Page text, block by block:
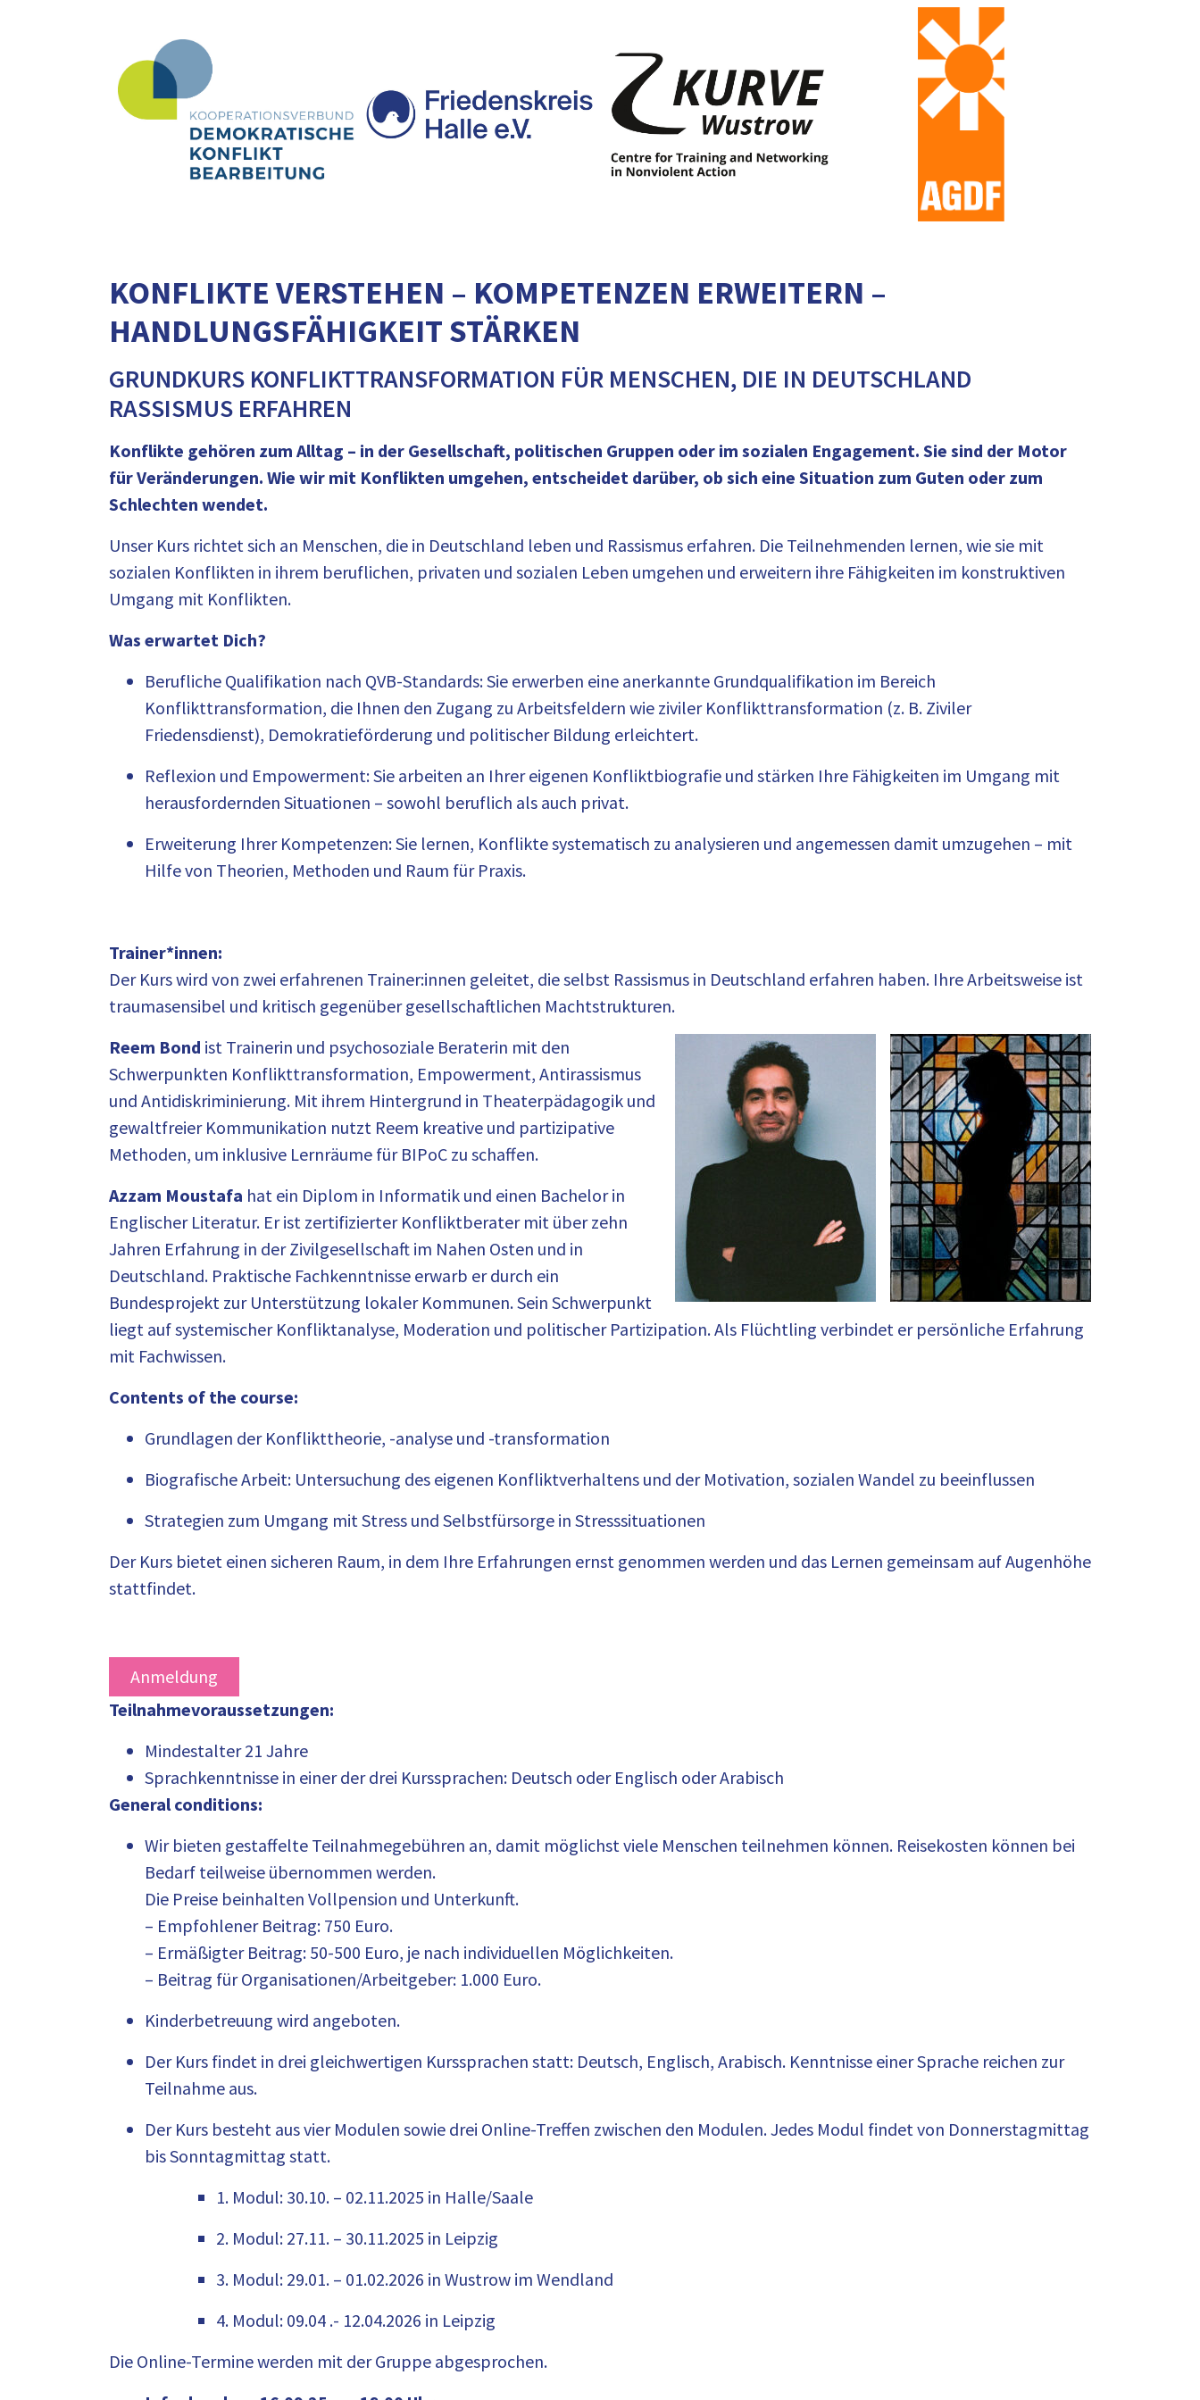
KONFLIKTE VERSTEHEN – KOMPETENZEN ERWEITERN –
HANDLUNGSFÄHIGKEIT STÄRKEN
GRUNDKURS KONFLIKTTRANSFORMATION FÜR MENSCHEN, DIE IN DEUTSCHLAND
RASSISMUS ERFAHREN
Konflikte gehören zum Alltag – in der Gesellschaft, politischen Gruppen oder im sozialen Engagement. Sie sind der Motor
für Veränderungen. Wie wir mit Konflikten umgehen, entscheidet darüber, ob sich eine Situation zum Guten oder zum
Schlechten wendet.
Unser Kurs richtet sich an Menschen, die in Deutschland leben und Rassismus erfahren. Die Teilnehmenden lernen, wie sie mit
sozialen Konflikten in ihrem beruflichen, privaten und sozialen Leben umgehen und erweitern ihre Fähigkeiten im konstruktiven
Umgang mit Konflikten.
Was erwartet Dich?
Berufliche Qualifikation nach QVB-Standards: Sie erwerben eine anerkannte Grundqualifikation im Bereich
Konflikttransformation, die Ihnen den Zugang zu Arbeitsfeldern wie ziviler Konflikttransformation (z. B. Ziviler
Friedensdienst), Demokratieförderung und politischer Bildung erleichtert.
Reflexion und Empowerment: Sie arbeiten an Ihrer eigenen Konfliktbiografie und stärken Ihre Fähigkeiten im Umgang mit
herausfordernden Situationen – sowohl beruflich als auch privat.
Erweiterung Ihrer Kompetenzen: Sie lernen, Konflikte systematisch zu analysieren und angemessen damit umzugehen – mit
Hilfe von Theorien, Methoden und Raum für Praxis.
Trainer*innen:
Der Kurs wird von zwei erfahrenen Trainer:innen geleitet, die selbst Rassismus in Deutschland erfahren haben. Ihre Arbeitsweise ist
traumasensibel und kritisch gegenüber gesellschaftlichen Machtstrukturen.
Reem Bond ist Trainerin und psychosoziale Beraterin mit den
Schwerpunkten Konflikttransformation, Empowerment, Antirassismus
und Antidiskriminierung. Mit ihrem Hintergrund in Theaterpädagogik und
gewaltfreier Kommunikation nutzt Reem kreative und partizipative
Methoden, um inklusive Lernräume für BIPoC zu schaffen.
Azzam Moustafa hat ein Diplom in Informatik und einen Bachelor in
Englischer Literatur. Er ist zertifizierter Konfliktberater mit über zehn
Jahren Erfahrung in der Zivilgesellschaft im Nahen Osten und in
Deutschland. Praktische Fachkenntnisse erwarb er durch ein
Bundesprojekt zur Unterstützung lokaler Kommunen. Sein Schwerpunkt
liegt auf systemischer Konfliktanalyse, Moderation und politischer Partizipation. Als Flüchtling verbindet er persönliche Erfahrung
mit Fachwissen.
Contents of the course:
Grundlagen der Konflikttheorie, -analyse und -transformation
Biografische Arbeit: Untersuchung des eigenen Konfliktverhaltens und der Motivation, sozialen Wandel zu beeinflussen
Strategien zum Umgang mit Stress und Selbstfürsorge in Stresssituationen
Der Kurs bietet einen sicheren Raum, in dem Ihre Erfahrungen ernst genommen werden und das Lernen gemeinsam auf Augenhöhe
stattfindet.
Anmeldung
Teilnahmevoraussetzungen:
Mindestalter 21 Jahre
Sprachkenntnisse in einer der drei Kurssprachen: Deutsch oder Englisch oder Arabisch
General conditions:
Wir bieten gestaffelte Teilnahmegebühren an, damit möglichst viele Menschen teilnehmen können. Reisekosten können bei
Bedarf teilweise übernommen werden.
Die Preise beinhalten Vollpension und Unterkunft.
– Empfohlener Beitrag: 750 Euro.
– Ermäßigter Beitrag: 50-500 Euro, je nach individuellen Möglichkeiten.
– Beitrag für Organisationen/Arbeitgeber: 1.000 Euro.
Kinderbetreuung wird angeboten.
Der Kurs findet in drei gleichwertigen Kurssprachen statt: Deutsch, Englisch, Arabisch. Kenntnisse einer Sprache reichen zur
Teilnahme aus.
Der Kurs besteht aus vier Modulen sowie drei Online-Treffen zwischen den Modulen. Jedes Modul findet von Donnerstagmittag
bis Sonntagmittag statt.
1. Modul: 30.10. – 02.11.2025 in Halle/Saale
2. Modul: 27.11. – 30.11.2025 in Leipzig
3. Modul: 29.01. – 01.02.2026 in Wustrow im Wendland
4. Modul: 09.04 .- 12.04.2026 in Leipzig
Die Online-Termine werden mit der Gruppe abgesprochen.